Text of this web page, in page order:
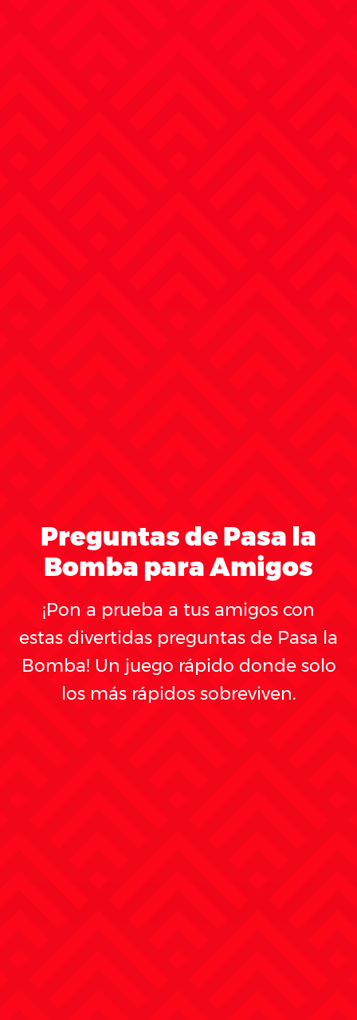
Preguntas de Pasa la
Bomba para Amigos
¡Pon a prueba a tus amigos con
estas divertidas preguntas de Pasa la
Bomba! Un juego rápido donde solo
los más rápidos sobreviven.